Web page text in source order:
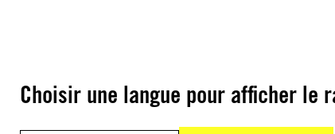
Choisir une langue pour afficher le